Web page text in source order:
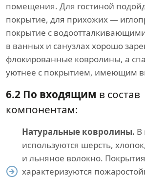
помещения. Для гостиной
покрытие, для прихожих —
покрытие с
в ванных и санузлах хорошо
флокированные ковролины, а
уютнее с покрытием, имеющим
6.2 По входящим в состав
компонентам:
Натуральные ковролины. В
используются шерсть,
и льняное волокно. Покрытия
характеризуются